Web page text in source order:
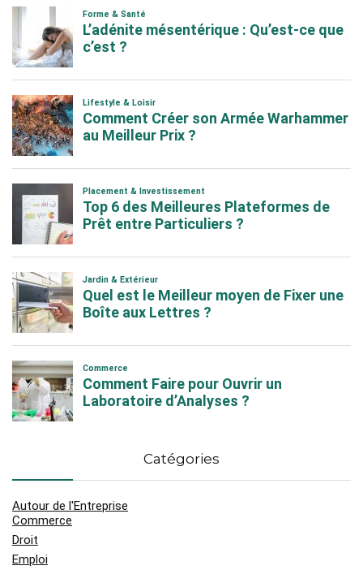
Catégories
Autour de l'Entreprise
Commerce
Droit
Emploi